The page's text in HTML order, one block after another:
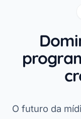
O futuro da